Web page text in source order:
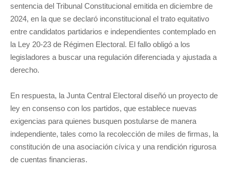
sentencia del Tribunal Constitucional emitida en diciembre de
2024, en la que se declaró inconstitucional el trato equitativo
entre candidatos partidarios e independientes contemplado en
la Ley 20-23 de Régimen Electoral. El fallo obligó a los
legisladores a buscar una regulación diferenciada y ajustada a
derecho.
En respuesta, la Junta Central Electoral diseñó un proyecto de
ley en consenso con los partidos, que establece nuevas
exigencias para quienes busquen postularse de manera
independiente, tales como la recolección de miles de firmas, la
constitución de una asociación cívica y una rendición rigurosa
de cuentas financieras.